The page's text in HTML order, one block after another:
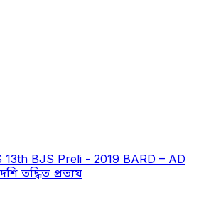
13th BJS Preli - 2019 BARD – AD
তদ্ধিত প্রত্যয়